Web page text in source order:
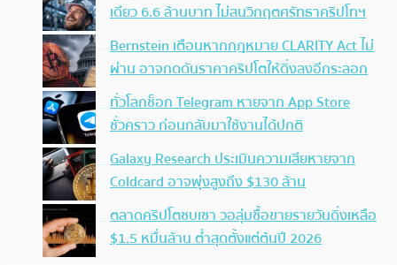
เดียว 6.6 ล้านบาท ไม่สนวิกฤตศรัทธาคริปโทฯ
Bernstein เตือนหากกฎหมาย CLARITY Act ไม่
ผ่าน อาจกดดันราคาคริปโตให้ดิ่งลงอีกระลอก
ทั่วโลกช็อก Telegram หายจาก App Store
ชั่วคราว ก่อนกลับมาใช้งานได้ปกติ
Galaxy Research ประเมินความเสียหายจาก
Coldcard อาจพุ่งสูงถึง $130 ล้าน
ตลาดคริปโตซบเซา วอลุ่มซื้อขายรายวันดิ่งเหลือ
$1.5 หมื่นล้าน ต่ำสุดตั้งแต่ต้นปี 2026